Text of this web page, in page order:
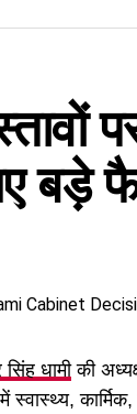
बड़े
धामीकी